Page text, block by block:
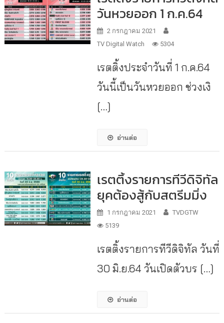
วันหวยออก 1 ก.ค.64
2 กรกฎาคม 2021
TV Digital Watch
5304
เรตติ้งประจำวันที่ 1 ก.ค.64
วันนี้เป็นวันหวยออก ช่วงเงิ
[…]
อ่านต่อ
เรตติ้งรายการทีวีดิจิทัล
ยุคต้องสู้กับสตรีมมิ่ง
1 กรกฎาคม 2021
TVDGTW
5139
เรตติ้งรายการทีวีดิจิทัล วันที่
30 มิ.ย.64 วันเปิดตัวบร […]
อ่านต่อ